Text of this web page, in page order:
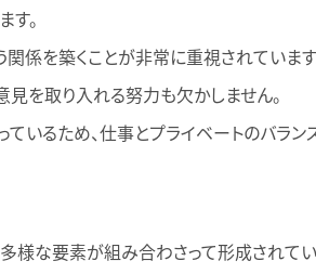
す。
係を築くことが非常に重視されています
を取り入れる努力も欠かしません。
いるため、仕事とプライベートのバラン
様な要素が組み合わさって形成されてい